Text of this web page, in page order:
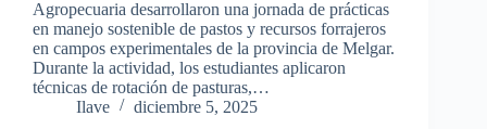
Agropecuaria desarrollaron una jornada de prácticas
en manejo sostenible de pastos y recursos forrajeros
en campos experimentales de la provincia de Melgar.
Durante la actividad, los estudiantes aplicaron
técnicas de rotación de pasturas,…
Ilave
diciembre 5, 2025